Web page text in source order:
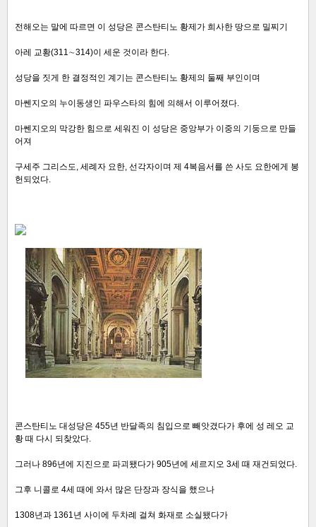
전해오는 말에 따르면 이 성당은 콘스탄티노 황제가 희사한 땅으로 밀찌기
아레 교황(311∼314)이 세운 것이라 한다.
성당을 짓게 한 결정적인 계기는 콘스탄티노 황제의 둘째 부인이며
마쎈지오의 누이동생인 파우스타의 힘에 의해서 이루어졌다.
마쎈지오의 막강한 힘으로 세워진 이 성당은 중앙부가 이중의 기둥으로 만들
어져
구세주 그리스도, 세례자 요한, 선각자이며 제 4복음서를 쓴 사도 요한에게 봉
헌되었다.
콘스탄티노 대성당은 455년 반달족의 침입으로 빼앗겼다가 후에 성 레오 교
황 때 다시 되찾았다.
그러나 896년에 지진으로 파괴됐다가 905년에 세르지오 3세 때 재건되었다.
그후 니콜로 4세 때에 와서 많은 단장과 장식을 했으나
1308년과 1361년 사이에 두차례 걸쳐 화재로 소실됐다가